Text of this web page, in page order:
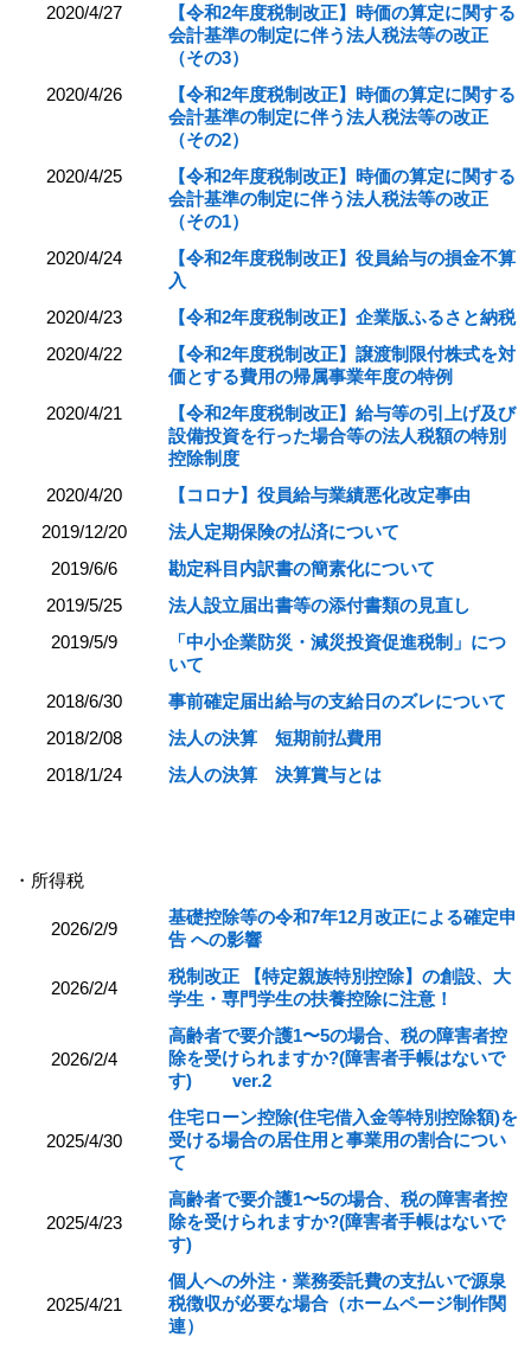
2020/4/27
【令和2年度税制改正】時価の算定に関する
会計基準の制定に伴う法人税法等の改正
（その3）
2020/4/26
【令和2年度税制改正】時価の算定に関する
会計基準の制定に伴う法人税法等の改正
（その2）
2020/4/25
【令和2年度税制改正】時価の算定に関する
会計基準の制定に伴う法人税法等の改正
（その1）
2020/4/24
【令和2年度税制改正】役員給与の損金不算
入
2020/4/23
【令和2年度税制改正】企業版ふるさと納税
2020/4/22
【令和2年度税制改正】譲渡制限付株式を対
価とする費用の帰属事業年度の特例
2020/4/21
【令和2年度税制改正】給与等の引上げ及び
設備投資を行った場合等の法人税額の特別
控除制度
2020/4/20
【コロナ】役員給与業績悪化改定事由
2019/12/20
法人定期保険の払済について
2019/6/6
勘定科目内訳書の簡素化について
2019/5/25
法人設立届出書等の添付書類の見直し
2019/5/9
「中小企業防災・減災投資促進税制」につ
いて
2018/6/30
事前確定届出給与の支給日のズレについて
2018/2/08
法人の決算 短期前払費用
2018/1/24
法人の決算 決算賞与とは
・所得税
2026/2/9
基礎控除等の令和7年12月改正による確定申
告 への影響
2026/2/4
税制改正 【特定親族特別控除】の創設、大
学生・専門学生の扶養控除に注意！
2026/2/4
高齢者で要介護1〜5の場合、税の障害者控
除を受けられますか?(障害者手帳はないで
す) ver.2
2025/4/30
住宅ローン控除(住宅借入金等特別控除額)を
受ける場合の居住用と事業用の割合につい
て
2025/4/23
高齢者で要介護1〜5の場合、税の障害者控
除を受けられますか?(障害者手帳はないで
す)
2025/4/21
個人への外注・業務委託費の支払いで源泉
税徴収が必要な場合（ホームページ制作関
連）